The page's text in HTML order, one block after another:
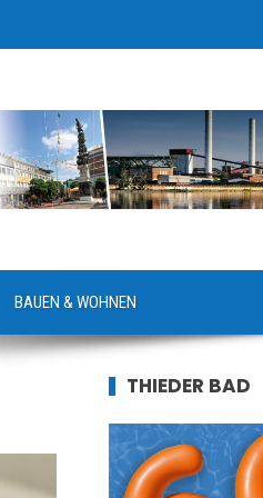
BAUEN & WOHNEN
THIEDER BAD